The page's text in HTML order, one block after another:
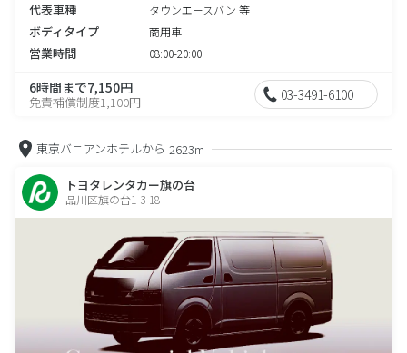
代表車種 タウンエースバン 等
ボディタイプ 商用車
営業時間 08:00-20:00
6時間まで7,150円
免責補償制度1,100円 03-3491-6100
東京バニアンホテルから 2623m
トヨタレンタカー旗の台
品川区旗の台1-3-18